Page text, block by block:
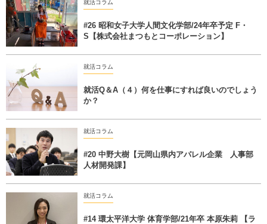
就活コラム
#26 昭和女子大学人間文化学部/24年卒予定 F・
S【株式会社まつもとコーポレーション】
就活コラム
就活Q＆A（４）何を仕事にすれば良いのでしょう
か？
就活コラム
#20 中野大樹【元岡山県内アパレル企業 人事部
人材開発課】
就活コラム
#14 環太平洋大学 体育学部/21年卒 本原朱莉 【ラ